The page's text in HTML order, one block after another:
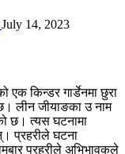
July 14, 2023
एक किन्डर गार्डेनमा छुरा
लीन जीयाङका उ नाम
छ। त्यस घटनामा
प्रहरीले घटना
प्रहरीले अभिभावकले